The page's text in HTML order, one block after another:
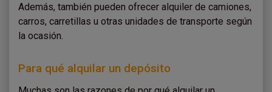
Además, también pueden ofrecer alquiler de camiones,
carros, carretillas u otras unidades de transporte según
la ocasión.
Para qué alquilar un depósito